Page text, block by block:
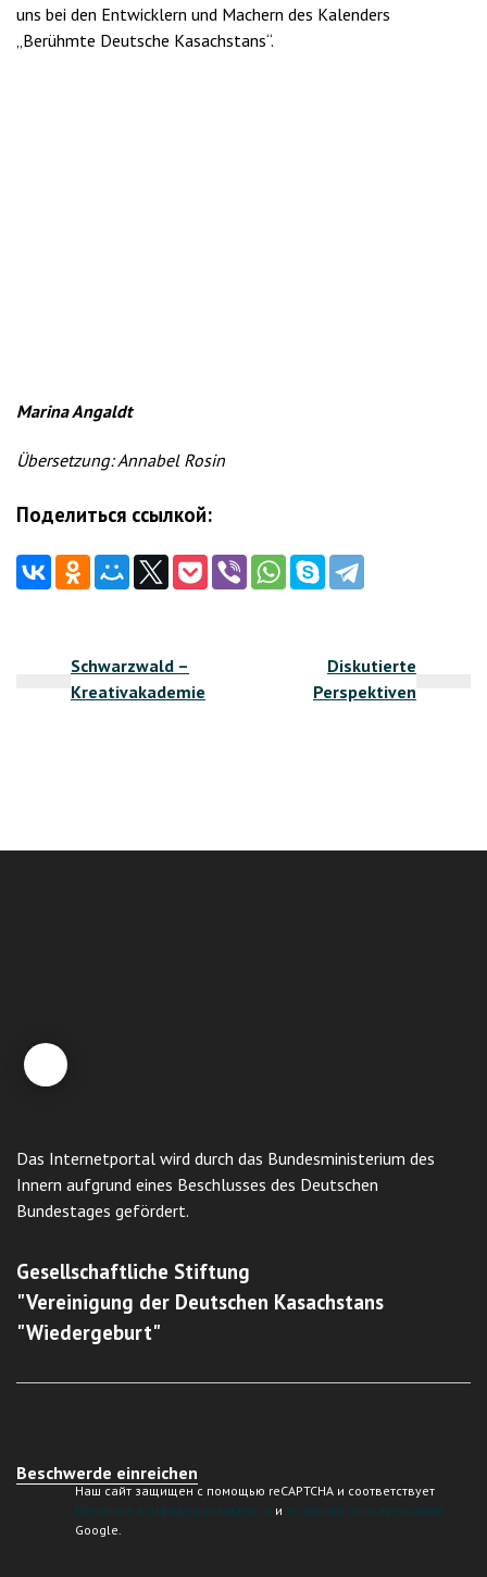
uns bei den Entwicklern und Machern des Kalenders
„Berühmte Deutsche Kasachstans“.
Marina Angaldt
Übersetzung: Annabel Rosin
Поделиться ссылкой:
Schwarzwald –
Kreativakademie
Diskutierte
Perspektiven
Das Internetportal wird durch das Bundesministerium des
Innern aufgrund eines Beschlusses des Deutschen
Bundestages gefördert.
Gesellschaftliche Stiftung
"Vereinigung der Deutschen Kasachstans
"Wiedergeburt"
Beschwerde einreichen
Наш сайт защищен с помощью reCAPTCHA и соответствует
Политике конфиденциальности и Условиям использования
Google.